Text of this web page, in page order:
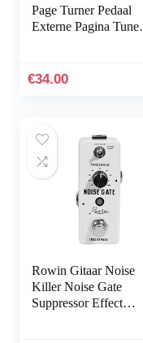
Page Turner Pedaal
Externe Pagina Tuner
met Multi Loops
Maak uw hand vrij
€34.00
Rowin Gitaar Noise
Killer Noise Gate
Suppressor Effect